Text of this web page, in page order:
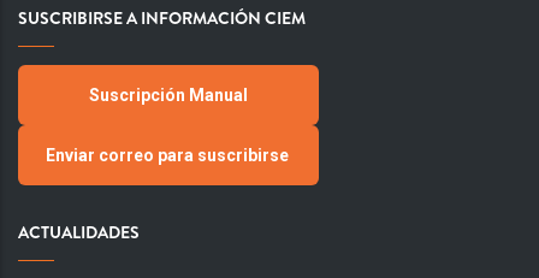
SUSCRIBIRSE A INFORMACIÓN CIEM
Suscripción Manual
Enviar correo para suscribirse
ACTUALIDADES